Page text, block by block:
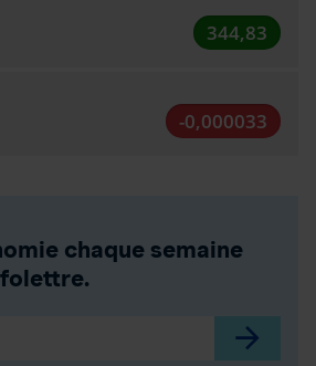
344,83
-0,000033
chaque semaine